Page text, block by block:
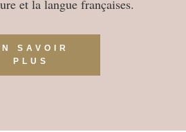
et la langue françaises.
SAVOIR
PLUS